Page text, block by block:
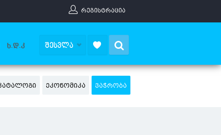
ᲠᲔᲒᲘᲡᲢᲠᲐᲪᲘᲐ
Ხ.Დ.Კ ᲨᲔᲡᲕᲚᲐ
ᲔᲙᲝᲜᲝᲛᲘᲙᲐ ᲕᲐᲭᲠᲝᲑᲐ